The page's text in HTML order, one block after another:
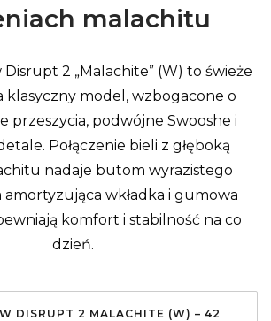
malachitu
2 „Malachite” (W) to świeże
klasyczny model, wzbogacone o
przeszycia, podwójne Swooshe i
Połączenie bieli z głęboką
nadaje butom wyrazistego
wkładka i gumowa
komfort i stabilność na co
dzień.
DISRUPT 2 MALACHITE (W) – 42